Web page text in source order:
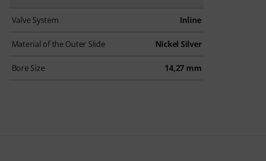
Valve System Inline
Material of the Outer Slide Nickel Silver
Bore Size 14,27 mm